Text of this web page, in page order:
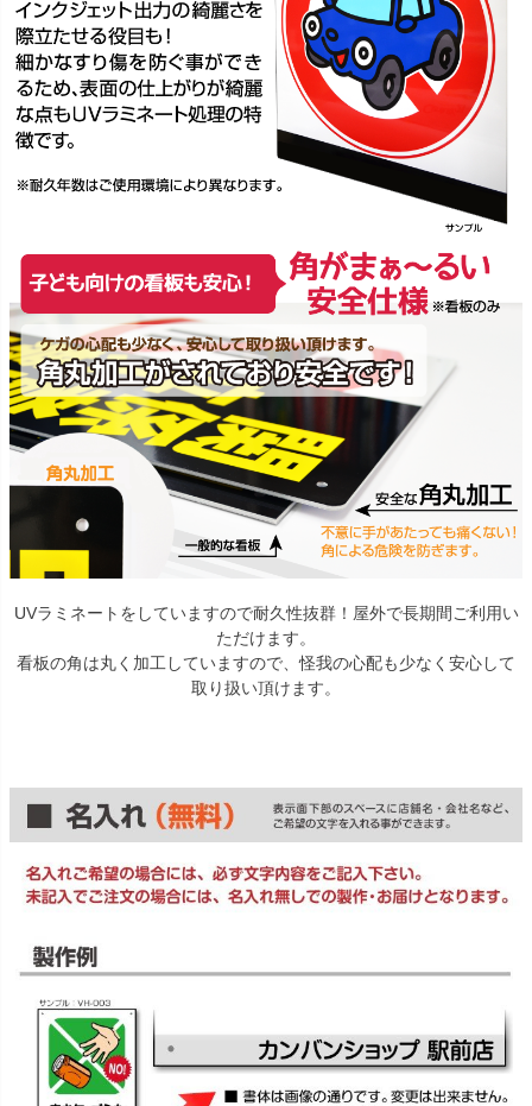
UVラミネートをしていますので耐久性抜群！屋外で長期間ご利用い
ただけます。
看板の角は丸く加工していますので、怪我の心配も少なく安心して
取り扱い頂けます。